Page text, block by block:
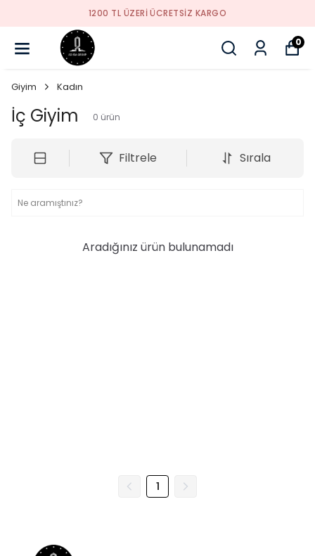
1200 TL ÜZERI ÜCRETSIZ KARGO
0
Giyim Kadın
İç Giyim 0 ürün
Filtrele Sırala
Aradığınız ürün bulunamadı
1